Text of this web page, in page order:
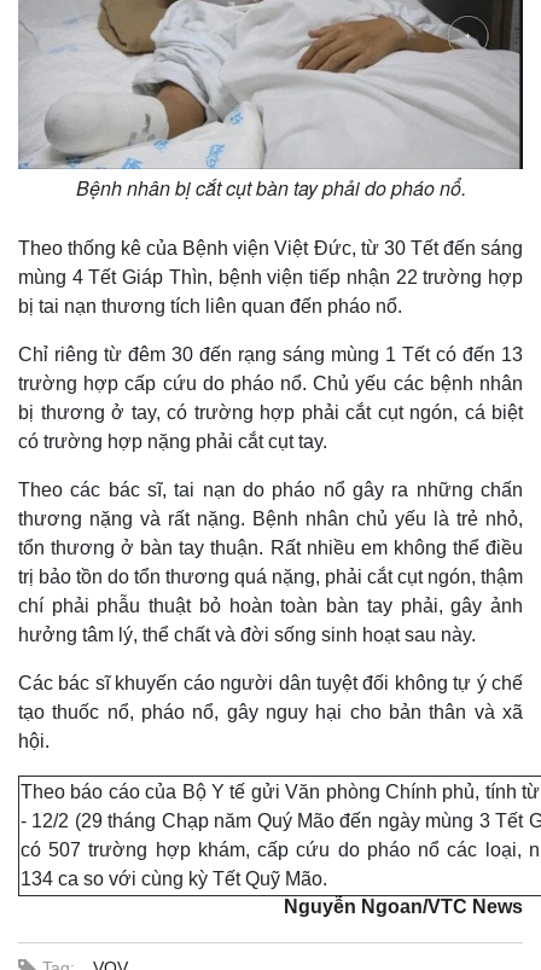
Quan sát
Cuộc sống đó đây
Multimedia
Video
Bệnh nhân bị cắt cụt bàn tay phải do pháo nổ.
Theo thống kê của Bệnh viện Việt Đức, từ 30 Tết đến sáng
mùng 4 Tết Giáp Thìn, bệnh viện tiếp nhận 22 trường hợp
bị tai nạn thương tích liên quan đến pháo nổ.
Chỉ riêng từ đêm 30 đến rạng sáng mùng 1 Tết có đến 13
trường hợp cấp cứu do pháo nổ. Chủ yếu các bệnh nhân
bị thương ở tay, có trường hợp phải cắt cụt ngón, cá biệt
có trường hợp nặng phải cắt cụt tay.
Theo các bác sĩ, tai nạn do pháo nổ gây ra những chấn
thương nặng và rất nặng. Bệnh nhân chủ yếu là trẻ nhỏ,
tổn thương ở bàn tay thuận. Rất nhiều em không thể điều
trị bảo tồn do tổn thương quá nặng, phải cắt cụt ngón, thậm
chí phải phẫu thuật bỏ hoàn toàn bàn tay phải, gây ảnh
hưởng tâm lý, thể chất và đời sống sinh hoạt sau này.
Các bác sĩ khuyến cáo người dân tuyệt đối không tự ý chế
tạo thuốc nổ, pháo nổ, gây nguy hại cho bản thân và xã
hội.
Theo báo cáo của Bộ Y tế gửi Văn phòng Chính phủ, tính
- 12/2 (29 tháng Chạp năm Quý Mão đến ngày mùng 3 Tết
có 507 trường hợp khám, cấp cứu do pháo nổ các loại,
134 ca so với cùng kỳ Tết Quỹ Mão.
Nguyễn Ngoan/VTC News